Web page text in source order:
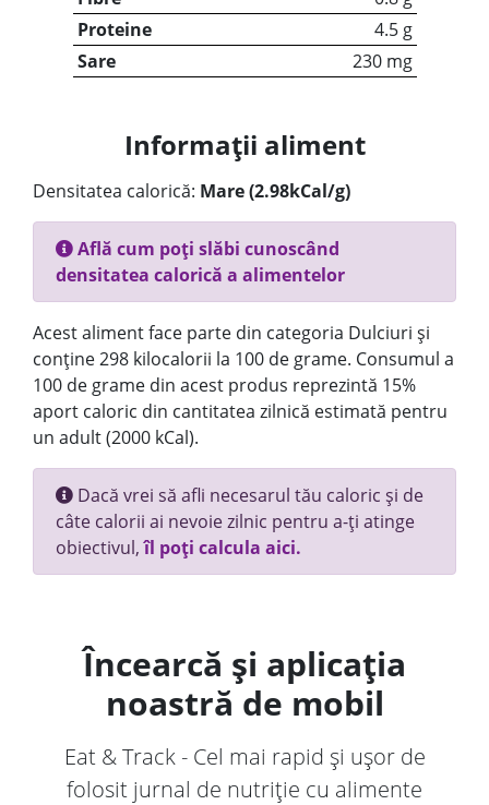
Proteine
4.5 g
Sare
230 mg
Informații aliment
Densitatea calorică: Mare (2.98kCal/g)
Află cum poți slăbi cunoscând
densitatea calorică a alimentelor
Acest aliment face parte din categoria Dulciuri și
conține 298 kilocalorii la 100 de grame. Consumul a
100 de grame din acest produs reprezintă 15%
aport caloric din cantitatea zilnică estimată pentru
un adult (2000 kCal).
Dacă vrei să afli necesarul tău caloric și de
câte calorii ai nevoie zilnic pentru a-ți atinge
obiectivul,îl poți calcula aici.
Încearcă și aplicația
noastră de mobil
Eat & Track - Cel mai rapid și ușor de
folosit jurnal de nutriție cu alimente